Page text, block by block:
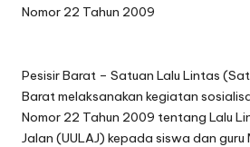
Nomor 22 Tahun 2009
Pesisir Barat – Satuan Lalu Lintas
Barat melaksanakan kegiatan
Nomor 22 Tahun 2009 tentang Lalu
Jalan (UULAJ) kepada siswa dan guru